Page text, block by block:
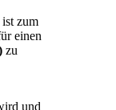
zum
einen
zu
und